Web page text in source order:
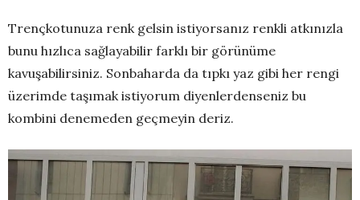
Trençkotunuza renk gelsin istiyorsanız renkli atkınızla
bunu hızlıca sağlayabilir farklı bir görünüme
kavuşabilirsiniz. Sonbaharda da tıpkı yaz gibi her rengi
üzerimde taşımak istiyorum diyenlerdenseniz bu
kombini denemeden geçmeyin deriz.